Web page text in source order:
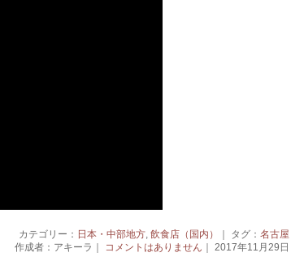
カテゴリー： 日本・中部地方, 飲食店（国内） ｜ タグ： 名古屋
作成者：アキーラ｜
コメントはありません ｜ 2017年11月29日